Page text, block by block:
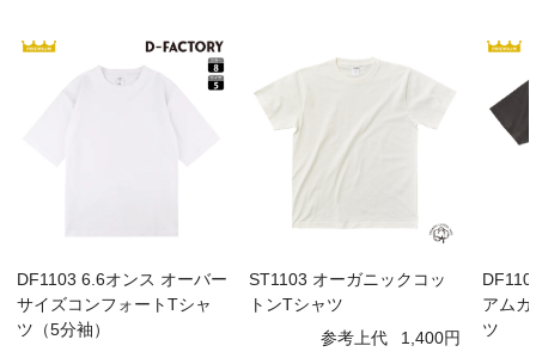
DF1103 6.6オンス オーバー
サイズコンフォートTシャ
ツ（5分袖）
ST1103 オーガニックコッ
トンTシャツ
参考上代
1,400円
アム
ツ